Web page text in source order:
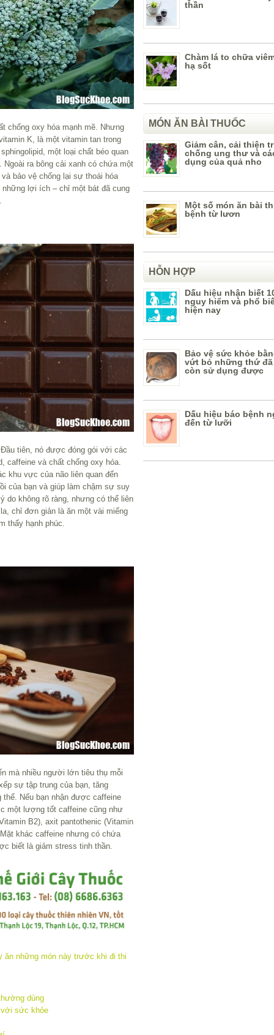
chống oxy hóa mạnh mẽ. Nhưng
K, là một vitamin tan trong
một loại chất béo quan
ra bông cải xanh có chứa một
bảo vệ chống lại sự thoái hóa
lợi ích – chỉ một bát đã cung
tiên, nó được đóng gói với các
caffeine và chất chống oxy hóa.
khu vực của não liên quan đến
của bạn và giúp làm chậm sự suy
do không rõ ràng, nhưng có thể liên
chỉ đơn giản là ăn một vài miếng
thấy hạnh phúc.
mà nhiều người lớn tiêu thụ mỗi
sự tập trung của bạn, tăng
Nếu bạn nhận được caffeine
một lượng tốt caffeine cũng như
B2), axit pantothenic (Vitamin
khác caffeine nhưng có chứa
biết là giảm stress tinh thần.
dùng
sức khỏe
thần
Chàm lá to chữa
hạ sốt
MÓN ĂN BÀI THUỐC
Giảm cân, cải thiện
chống ung thư và
dụng của quả nho
Một số món ăn bài
bệnh từ lươn
HỖN HỢP
Dấu hiệu nhận biết
nguy hiểm và phổ
hiện nay
Bảo vệ sức khỏe
vứt bỏ những thứ
còn sử dụng được
Dấu hiệu báo bệnh
đến từ lưỡi